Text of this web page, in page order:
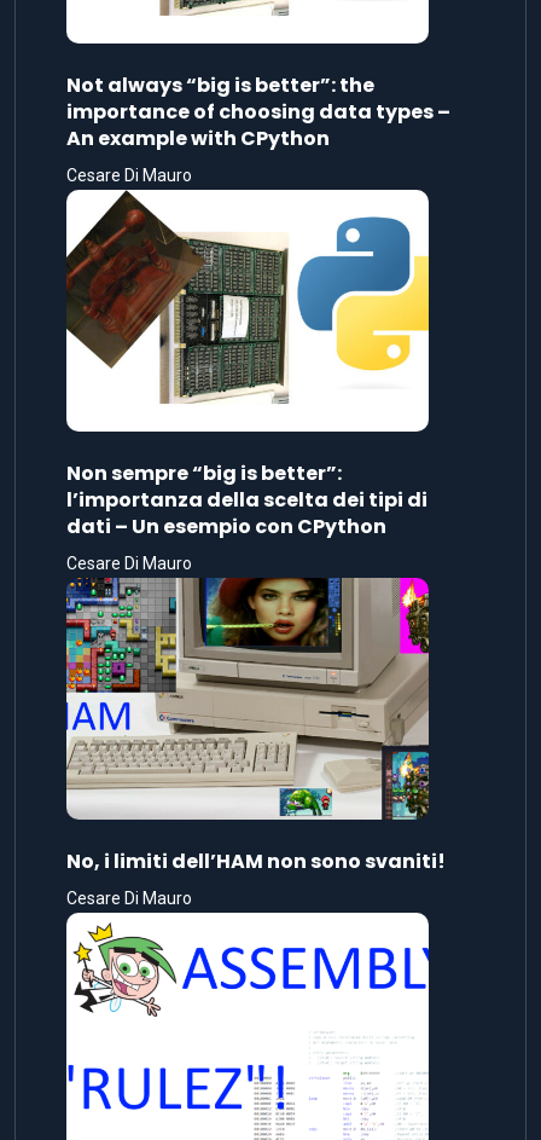
Not always “big is better”: the
importance of choosing data types –
An example with CPython
Cesare Di Mauro
Non sempre “big is better”:
l’importanza della scelta dei tipi di
dati – Un esempio con CPython
Cesare Di Mauro
No, i limiti dell’HAM non sono svaniti!
Cesare Di Mauro